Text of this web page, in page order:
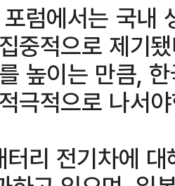
럼에서는 국내
중적으로 제기
높이는 만큼,
극적으로 나서
터리 전기차에